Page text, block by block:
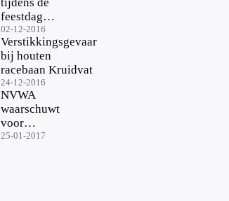
draagkist
terug
feestdagen:
hoe weet ik
of
speelgoed
veilig is?
02-12-2016
Verstikkingsgevaar
bij houten
racebaan Kruidvat
24-12-2016
NVWA
waarschuwt
voor
chocolaatjes
25-01-2017